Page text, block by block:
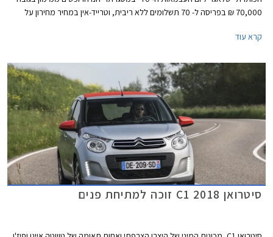
70,000 ₪ בפריסה ל- 70 תשלומים ללא ריבית, וטרייד-אין במחיר מחירון על
של סיטרואן בישראל.
קרא עוד
סיטרואן C1 2018 זוכה למתיחת פנים